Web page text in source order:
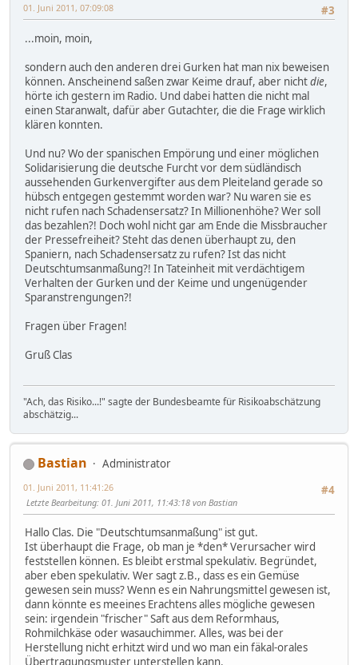
#3
01. Juni 2011, 07:09:08
...moin, moin,
sondern auch den anderen drei Gurken hat man nix beweisen
können. Anscheinend saßen zwar Keime drauf, aber nichtdie,
hörte ich gestern im Radio. Und dabei hatten die nicht mal
einen Staranwalt, dafür aber Gutachter, die die Frage wirklich
klären konnten.
Und nu? Wo der spanischen Empörung und einer möglichen
Solidarisierung die deutsche Furcht vor dem südländisch
aussehenden Gurkenvergifter aus dem Pleiteland gerade so
hübsch entgegen gestemmt worden war? Nu waren sie es
nicht rufen nach Schadensersatz? In Millionenhöhe? Wer soll
das bezahlen?! Doch wohl nicht gar am Ende die Missbraucher
der Pressefreiheit? Steht das denen überhaupt zu, den
Spaniern, nach Schadensersatz zu rufen? Ist das nicht
Deutschtumsanmaßung?! In Tateinheit mit verdächtigem
Verhalten der Gurken und der Keime und ungenügender
Sparanstrengungen?!
Fragen über Fragen!
Gruß Clas
"Ach, das Risiko...!" sagte der Bundesbeamte für Risikoabschätzung
abschätzig...
Bastian
Administrator
#4
01. Juni 2011, 11:41:26
Letzte Bearbeitung: 01. Juni 2011, 11:43:18 von Bastian
Hallo Clas. Die "Deutschtumsanmaßung" ist gut.
Ist überhaupt die Frage, ob man je *den* Verursacher wird
feststellen können. Es bleibt erstmal spekulativ. Begründet,
aber eben spekulativ. Wer sagt z.B., dass es ein Gemüse
gewesen sein muss? Wenn es ein Nahrungsmittel gewesen ist,
dann könnte es meeines Erachtens alles mögliche gewesen
sein: irgendein "frischer" Saft aus dem Reformhaus,
Rohmilchkäse oder wasauchimmer. Alles, was bei der
Herstellung nicht erhitzt wird und wo man ein fäkal-orales